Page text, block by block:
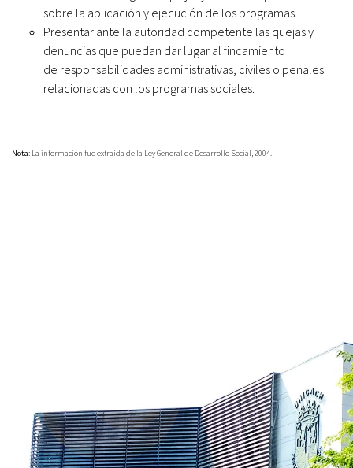
sobre la aplicación y ejecución de los programas.
Presentar ante la autoridad competente las quejas y
denuncias que puedan dar lugar al fincamiento
de responsabilidades administrativas, civiles o penales
relacionadas con los programas sociales.
Nota: La información fue extraída de la Ley General de Desarrollo Social, 2004.